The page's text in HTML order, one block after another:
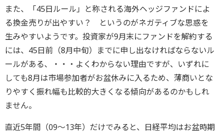
また、「45日ルール」と称される海外ヘッジファンドによ
る換金売りが出やすい？ というのがネガティブな思惑を
生みやすいようです。投資家が9月末にファンドを解約する
には、45日前（8月中旬）までに申し出なければならないル
ールがある、・・・よくわからない理由ですが、いずれに
しても8月は市場参加者がお盆休みに入るため、薄商いとな
りやすく振れ幅も比較的大きくなる傾向があるのかもしれ
ません。
直近5年間（09～13年）だけでみると、日経平均はお盆時期